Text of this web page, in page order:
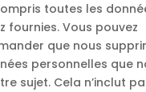
toutes les
fournies. Vous pouvez
que nous
personnelles que
sujet. Cela n’inclut